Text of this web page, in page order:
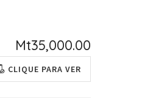
Mt35,000.00
CLIQUE PARA VER